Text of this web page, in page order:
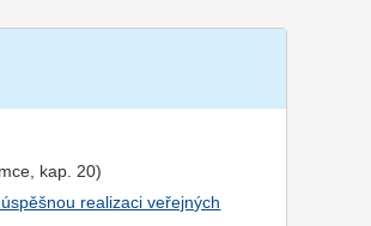
, kap. 20)
realizaci veřejných